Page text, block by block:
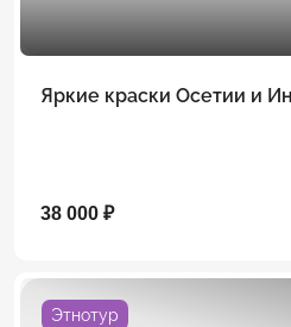
Яркие краски Осетии и
38 000 ₽
Этнотур